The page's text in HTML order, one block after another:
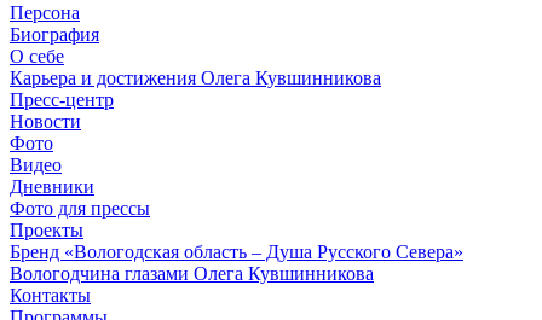
Персона
Биография
О себе
Карьера и достижения Олега Кувшинникова
Пресс-центр
Новости
Фото
Видео
Дневники
Фото для прессы
Проекты
Бренд «Вологодская область – Душа Русского Севера»
Вологодчина глазами Олега Кувшинникова
Контакты